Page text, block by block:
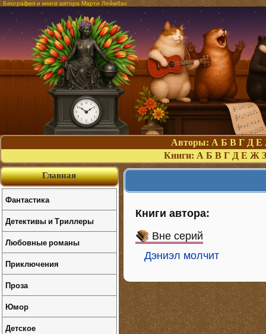
Биография и книги автора Марти Леймбах
Авторы: А Б В Г Д Е
Книги: А Б В Г Д Е Ж З
Книги автора:
Вне серий
Дэниэл молчит
Главная
Фантастика
Детективы и Триллеры
Любовные романы
Приключения
Проза
Юмор
Детское